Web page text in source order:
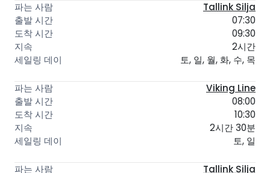
Tallink Silja
07:30
09:30
2시간
토, 일, 월, 화, 수, 목
Viking Line
08:00
10:30
2시간 30분
토, 일
Tallink Silja